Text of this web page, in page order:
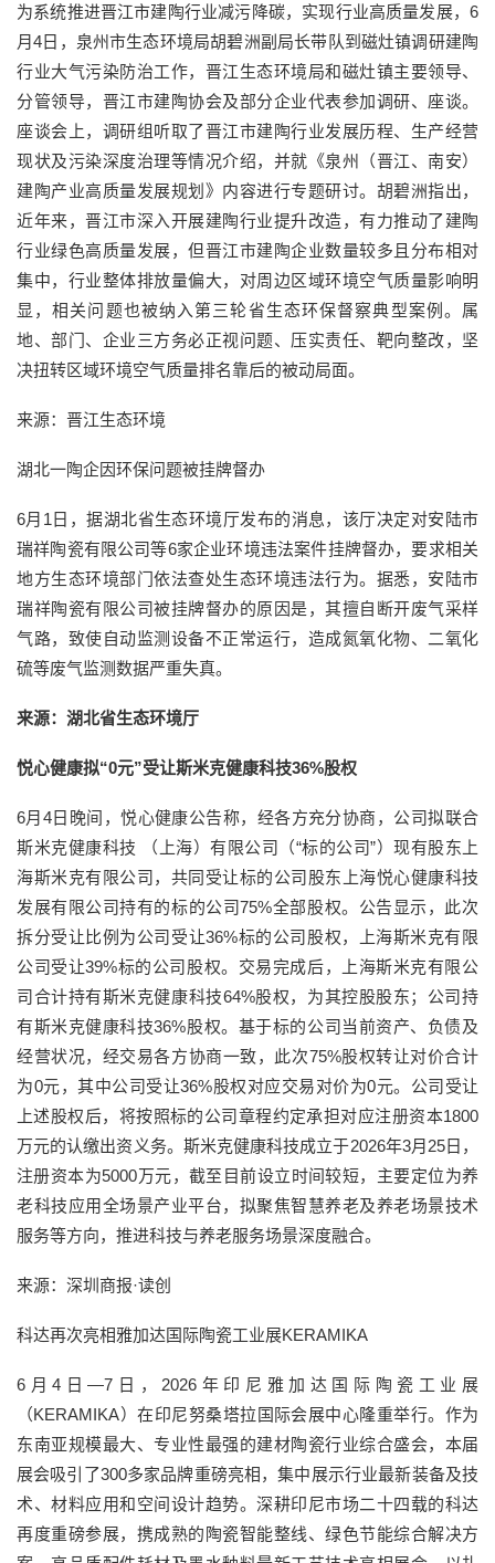
为系统推进晋江市建陶行业减污降碳，实现行业高质量发展，6
月4日，泉州市生态环境局胡碧洲副局长带队到磁灶镇调研建陶
行业大气污染防治工作，晋江生态环境局和磁灶镇主要领导、
分管领导，晋江市建陶协会及部分企业代表参加调研、座谈。
座谈会上，调研组听取了晋江市建陶行业发展历程、生产经营
现状及污染深度治理等情况介绍，并就《泉州（晋江、南安）
建陶产业高质量发展规划》内容进行专题研讨。胡碧洲指出，
近年来，晋江市深入开展建陶行业提升改造，有力推动了建陶
行业绿色高质量发展，但晋江市建陶企业数量较多且分布相对
集中，行业整体排放量偏大，对周边区域环境空气质量影响明
显，相关问题也被纳入第三轮省生态环保督察典型案例。属
地、部门、企业三方务必正视问题、压实责任、靶向整改，坚
决扭转区域环境空气质量排名靠后的被动局面。
来源：晋江生态环境
湖北一陶企因环保问题被挂牌督办
6月1日，据湖北省生态环境厅发布的消息，该厅决定对安陆市
瑞祥陶瓷有限公司等6家企业环境违法案件挂牌督办，要求相关
地方生态环境部门依法查处生态环境违法行为。据悉，安陆市
瑞祥陶瓷有限公司被挂牌督办的原因是，其擅自断开废气采样
气路，致使自动监测设备不正常运行，造成氮氧化物、二氧化
硫等废气监测数据严重失真。
来源：湖北省生态环境厅
悦心健康拟“0元”受让斯米克健康科技36%股权
6月4日晚间，悦心健康公告称，经各方充分协商，公司拟联合
斯米克健康科技 （上海）有限公司（“标的公司”）现有股东上
海斯米克有限公司，共同受让标的公司股东上海悦心健康科技
发展有限公司持有的标的公司75%全部股权。公告显示，此次
拆分受让比例为公司受让36%标的公司股权，上海斯米克有限
公司受让39%标的公司股权。交易完成后，上海斯米克有限公
司合计持有斯米克健康科技64%股权，为其控股股东；公司持
有斯米克健康科技36%股权。基于标的公司当前资产、负债及
经营状况，经交易各方协商一致，此次75%股权转让对价合计
为0元，其中公司受让36%股权对应交易对价为0元。公司受让
上述股权后，将按照标的公司章程约定承担对应注册资本1800
万元的认缴出资义务。斯米克健康科技成立于2026年3月25日，
注册资本为5000万元，截至目前设立时间较短，主要定位为养
老科技应用全场景产业平台，拟聚焦智慧养老及养老场景技术
服务等方向，推进科技与养老服务场景深度融合。
来源：深圳商报·读创
科达再次亮相雅加达国际陶瓷工业展KERAMIKA
6月4日—7日，2026年印尼雅加达国际陶瓷工业展
（KERAMIKA）在印尼努桑塔拉国际会展中心隆重举行。作为
东南亚规模最大、专业性最强的建材陶瓷行业综合盛会，本届
展会吸引了300多家品牌重磅亮相，集中展示行业最新装备及技
术、材料应用和空间设计趋势。深耕印尼市场二十四载的科达
再度重磅参展，携成熟的陶瓷智能整线、绿色节能综合解决方